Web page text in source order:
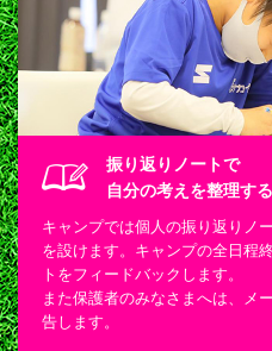
振り返りノートで
自分の考えを整理する
キャンプでは個人の振り返りノ
を設けます。キャンプの全日程
トをフィードバックします。
また保護者のみなさまへは、メ
告します。